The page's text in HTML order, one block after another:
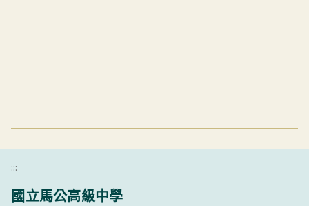
:::
國立馬公高級中學